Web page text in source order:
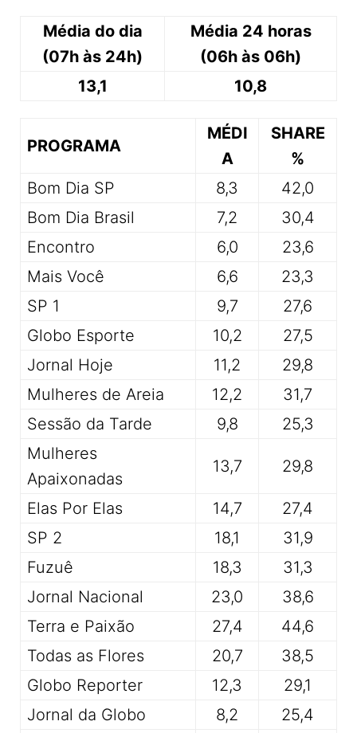
Média do dia
(07h às 24h)
Média 24 horas
(06h às 06h)
13,1
10,8
PROGRAMA
MÉDI
A
SHARE
%
Bom Dia SP
8,3
42,0
Bom Dia Brasil
7,2
30,4
Encontro
6,0
23,6
Mais Você
6,6
23,3
SP 1
9,7
27,6
Globo Esporte
10,2
27,5
Jornal Hoje
11,2
29,8
Mulheres de Areia
12,2
31,7
Sessão da Tarde
9,8
25,3
Mulheres
Apaixonadas
13,7 29,8
Elas Por Elas 14,7
27,4
SP 2
18,1
31,9
Fuzuê
18,3
31,3
Jornal Nacional
23,0
38,6
Terra e Paixão
27,4
44,6
Todas as Flores
20,7
38,5
Globo Reporter
12,3
29,1
Jornal da Globo
8,2
25,4